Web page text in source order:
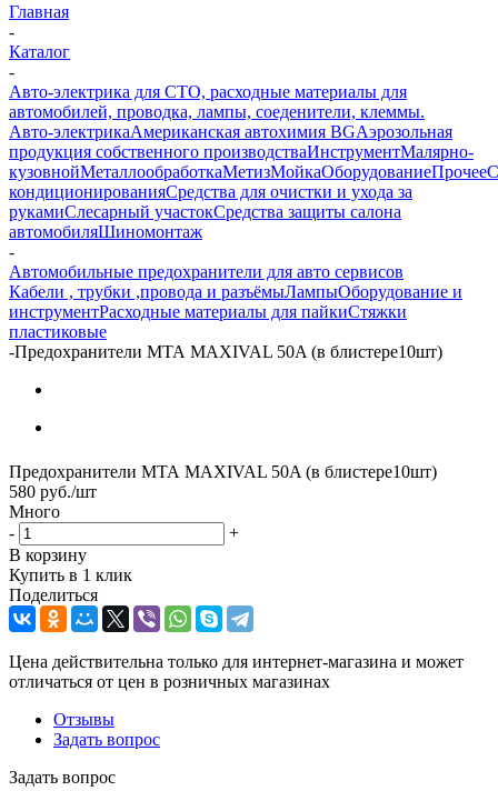
Главная
-
Каталог
-
Авто-электрика для СТО, расходные материалы для
автомобилей, проводка, лампы, соеденители, клеммы.
Авто-электрикаАмериканская автохимия BGАэрозольная
продукция собственного производстваИнструментМалярно-
кузовнойМеталлообработкаМетизМойкаОборудованиеПрочее
кондиционированияСредства для очистки и ухода за
рукамиСлесарный участокСредства защиты салона
автомобиляШиномонтаж
-
Автомобильные предохранители для авто сервисов
Кабели , трубки ,провода и разъёмыЛампыОборудование и
инструментРасходные материалы для пайкиСтяжки
пластиковые
-Предохранители МТА MAXIVAL 50A (в блистере10шт)
Предохранители МТА MAXIVAL 50A (в блистере10шт)
580 руб./шт
Много
-
+
В корзину
Купить в 1 клик
Поделиться
Цена действительна только для интернет-магазина и может
отличаться от цен в розничных магазинах
Отзывы
Задать вопрос
Задать вопрос